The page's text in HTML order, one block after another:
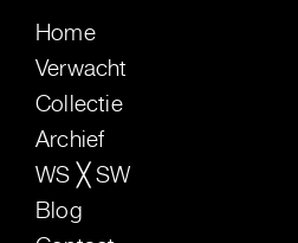
Home
Verwacht
Collectie
Archief
WS ╳ SW
Blog